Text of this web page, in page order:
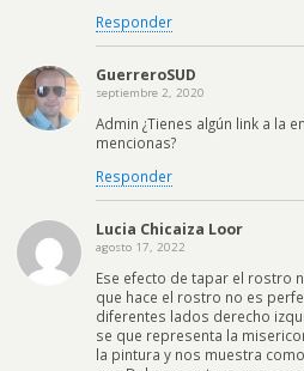
Responder
GuerreroSUD
septiembre 2, 2020
Admin ¿Tienes algún link a la
mencionas?
Responder
Lucia Chicaiza Loor
agosto 17, 2022
Ese efecto de tapar el rostro
que hace el rostro no es
diferentes lados derecho
se que representa la
la pintura y nos muestra